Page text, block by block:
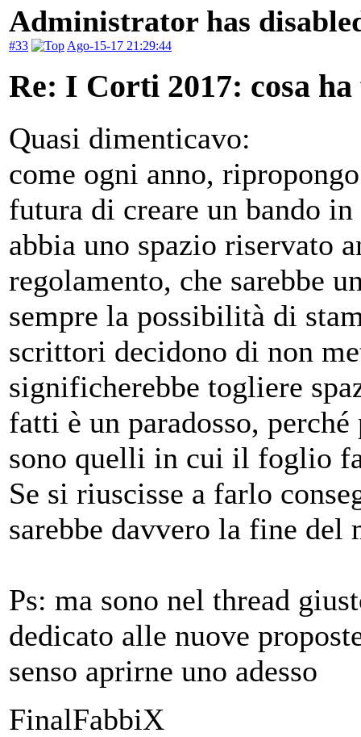
Administrator has
#33 Ago-15-17 21:29:44
Re: I Corti 2017: cosa ha
Quasi dimenticavo:
come ogni anno,
futura di creare un bando
abbia uno spazio riservato
regolamento, che sarebbe
sempre la possibilità di
scrittori decidono di non
significherebbe togliere
fatti è un paradosso,
sono quelli in cui il foglio
Se si riuscisse a farlo
sarebbe davvero la fine del
Ps: ma sono nel thread
dedicato alle nuove
senso aprirne uno adesso
FinalFabbiX